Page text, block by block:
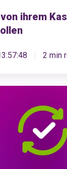
von ihrem
2 min